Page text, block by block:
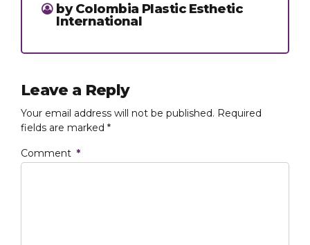
by Colombia Plastic Esthetic
International
Leave a Reply
Your email address will not be published. Required
fields are marked *
Comment *